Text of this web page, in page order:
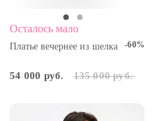
Осталось мало
Платье вечернее из шелка -60%
54 000 руб. 135 000 руб.